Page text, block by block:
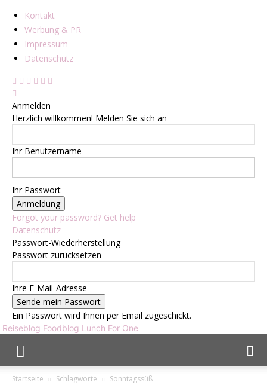
Kontakt
Werbung & PR
Impressum
Datenschutz
Anmelden
Herzlich willkommen! Melden Sie sich an
Ihr Benutzername
Ihr Passwort
Forgot your password? Get help
Datenschutz
Passwort-Wiederherstellung
Passwort zurücksetzen
Ihre E-Mail-Adresse
Ein Passwort wird Ihnen per Email zugeschickt.
Reiseblog Foodblog Lunch For One
Startseite Schlagworte Sonntagssüß